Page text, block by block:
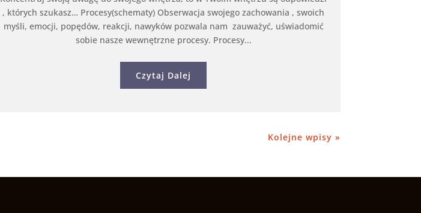
, których szukasz… Procesy(schematy) Obserwacja swojego zachowania , swoich
myśli, emocji, popędów, reakcji, nawyków pozwala nam zauważyć, uświadomić
sobie nasze wewnętrzne procesy. Procesy...
Czytaj Dalej
Kolejne wpisy »